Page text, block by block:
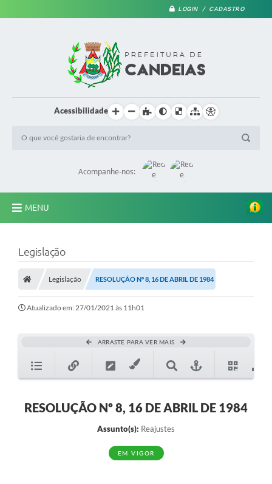
LOGIN / CADASTRO
Acessibilidade
Acompanhe-nos:
MENU
A Prefeitura
Diário Oficial
TRANSPARÊNCIA
Contato
Notícias
Denúncia de Lotes sujos e entulhos
Legislação
Legislação RESOLUÇÃO Nº 8, 16 DE ABRIL DE 1984
Atualizado em: 27/01/2021 às 11h01
ARRASTE PARA VER MAIS
RESOLUÇÃO Nº 8, 16 DE ABRIL DE 1984
Assunto(s): Reajustes
EM VIGOR